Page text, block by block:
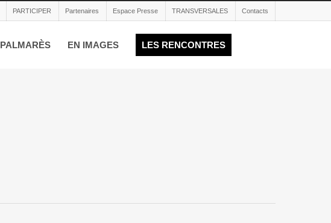
PARTICIPER Partenaires Espace Presse TRANSVERSALES Contacts
PALMARÈS EN IMAGES LES RENCONTRES